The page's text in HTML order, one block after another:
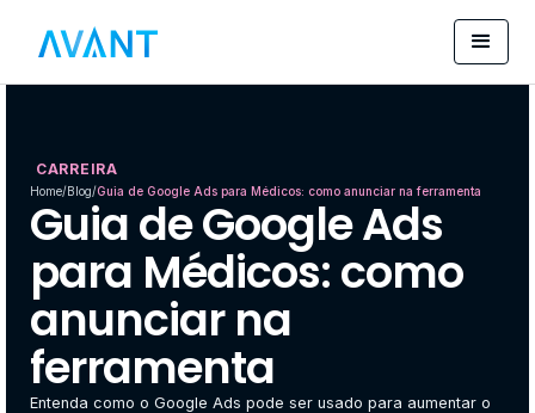
CARREIRA
Home/Blog/Guia de Google Ads para Médicos: como anunciar na ferramenta
Guia de Google Ads
para Médicos: como
anunciar na
ferramenta
Entenda como o Google Ads pode ser usado para aumentar o